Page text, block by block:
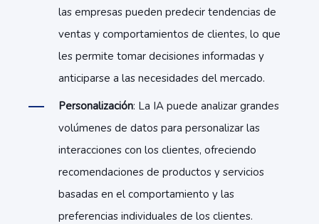
las empresas pueden predecir tendencias de
ventas y comportamientos de clientes, lo que
les permite tomar decisiones informadas y
anticiparse a las necesidades del mercado.
Personalización: La IA puede analizar grandes
volúmenes de datos para personalizar las
interacciones con los clientes, ofreciendo
recomendaciones de productos y servicios
basadas en el comportamiento y las
preferencias individuales de los clientes.